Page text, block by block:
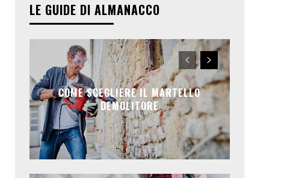
LE GUIDE DI ALMANACCO
COME SCEGLIERE IL MARTELLO
DEMOLITORE